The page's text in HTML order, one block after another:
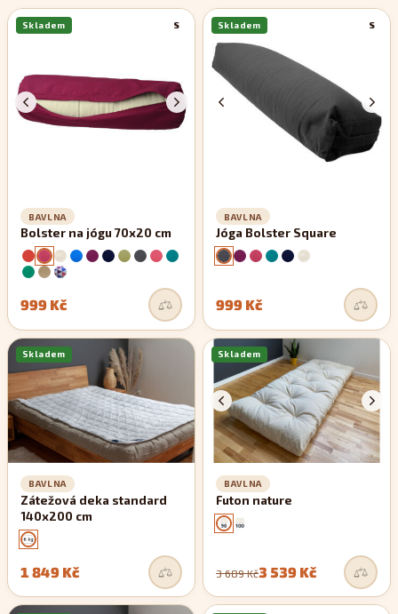
S
Skladem
BAVLNA
Bolster na jógu 70x20 cm
999 Kč
S
Skladem
BAVLNA
Jóga Bolster Square
999 Kč
Skladem
BAVLNA
Zátežová deka standard
140x200 cm
1 849 Kč
Skladem
BAVLNA
Futon nature
3 689 Kč3 539 Kč